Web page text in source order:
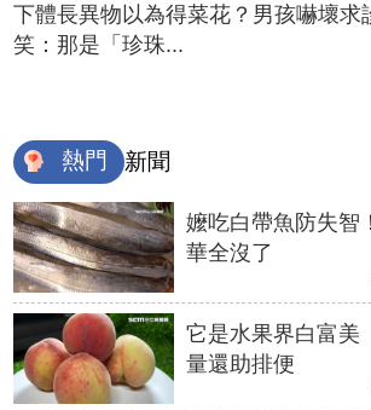
下體長異物以為得菜花？男孩嚇壞求
笑：那是「珍珠...
熱門 新聞
嬤吃白帶魚防失智
華全沒了
它是水果界白富
量還助排便